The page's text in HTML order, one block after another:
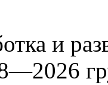
и